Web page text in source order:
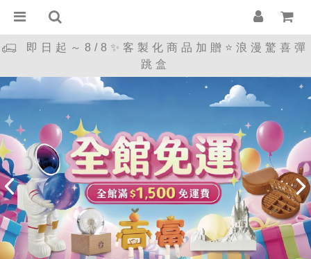
即日起～8/8✨客製化商品加贈⭐浪漫驚喜彈
跳盒